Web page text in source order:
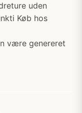
uden
Køb hos
være genereret